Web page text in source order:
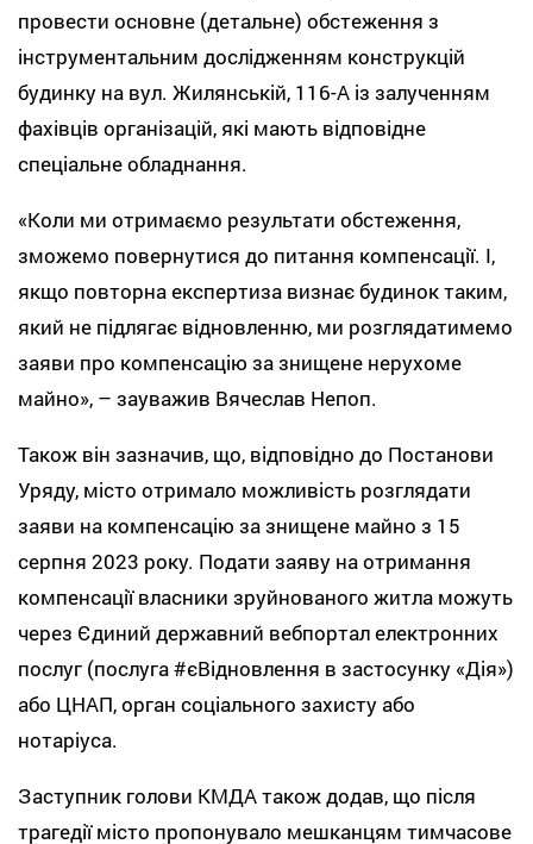
провести основне (детальне) обстеження з
інструментальним дослідженням конструкцій
будинку на вул. Жилянській, 116-А із залученням
фахівців організацій, які мають відповідне
спеціальне обладнання.
«Коли ми отримаємо результати обстеження,
зможемо повернутися до питання компенсації. І,
якщо повторна експертиза визнає будинок таким,
який не підлягає відновленню, ми розглядатимемо
заяви про компенсацію за знищене нерухоме
майно», – зауважив Вячеслав Непоп.
Також він зазначив, що, відповідно до Постанови
Уряду, місто отримало можливість розглядати
заяви на компенсацію за знищене майно з 15
серпня 2023 року. Подати заяву на отримання
компенсації власники зруйнованого житла можуть
через Єдиний державний вебпортал електронних
послуг (послуга #єВідновлення в застосунку «Дія»)
або ЦНАП, орган соціального захисту або
нотаріуса.
Заступник голови КМДА також додав, що після
трагедії місто пропонувало мешканцям тимчасове